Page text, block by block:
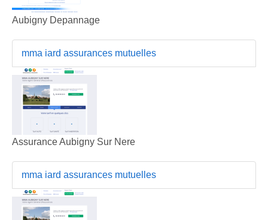
Aubigny Depannage
mma iard assurances mutuelles
Assurance Aubigny Sur Nere
mma iard assurances mutuelles